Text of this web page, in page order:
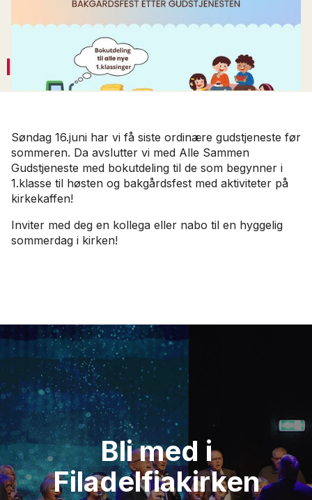
Arrangementer Menighet
Søndag 16.juni har vi få siste ordinære gudstjeneste før
sommeren. Da avslutter vi med Alle Sammen
Gudstjeneste med bokutdeling til de som begynner i
1.klasse til høsten og bakgårdsfest med aktiviteter på
kirkekaffen!
Inviter med deg en kollega eller nabo til en hyggelig
sommerdag i kirken!
Bli med i
Filadelfiakirken